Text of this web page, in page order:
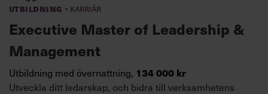
Utbildning · Karriär
Executive Master of Leadership &
Management
Utbildning med övernattning, 134 000 kr
Utveckla ditt ledarskap, och bidra till verksamhetens